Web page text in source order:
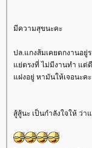
มีความสุขนะคะ
ปล.แกงส้มเคยตกงานอยู่
ตรงที่ ไม่มีงานทำ แต่ดี
ฝงอยู่ หามันให้เจอนะคะ
สู้สู้นะ เป็นกำลังใจให้ ว่า